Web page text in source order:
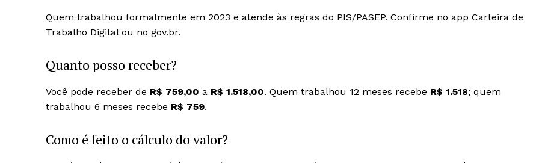
Quem trabalhou formalmente em 2023 e atende às regras do PIS/PASEP. Confirme no app Carteira de
Trabalho Digital ou no gov.br.
Quanto posso receber?
Você pode receber de R$ 759,00 a R$ 1.518,00. Quem trabalhou 12 meses recebe R$ 1.518; quem
trabalhou 6 meses recebe R$ 759.
Como é feito o cálculo do valor?